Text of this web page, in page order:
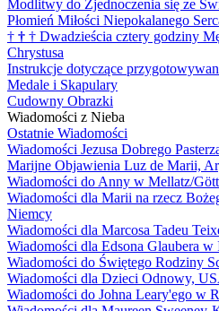
Modlitwy do Zjednoczenia się ze
Płomień Miłości Niepokalanego
† † † Dwadzieścia cztery godziny
Chrystusa
Instrukcje dotyczące
Medale i Skapulary
Cudowny Obrazki
Wiadomości z Nieba
Ostatnie Wiadomości
Wiadomości Jezusa Dobrego
Marijne Objawienia Luz de Marii,
Wiadomości do Anny w Mellatz/
Wiadomości dla Marii na rzecz
Niemcy
Wiadomości dla Marcosa Tadeu
Wiadomości dla Edsona Glaubera
Wiadomości do Świętego Rodziny
Wiadomości dla Dzieci Odnowy,
Wiadomości do Johna Leary'ego w